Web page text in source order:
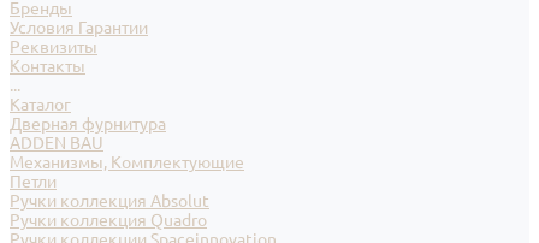
Бренды
Условия Гарантии
Реквизиты
Контакты
...
Каталог
Дверная фурнитура
ADDEN BAU
Механизмы, Комплектующие
Петли
Ручки коллекция Absolut
Ручки коллекция Quadro